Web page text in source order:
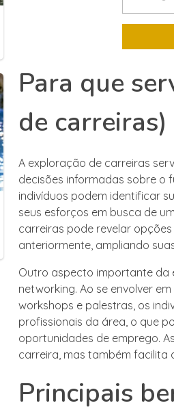
Para que
de carreiras)
A exploração de carreiras
decisões informadas sobre o
indivíduos podem identificar
seus esforços em busca de
carreiras pode revelar
anteriormente, ampliando
Outro aspecto importante da
networking. Ao se envolver
workshops e palestras, os
profissionais da área, o que
oportunidades de emprego.
carreira, mas também facilita
Principais